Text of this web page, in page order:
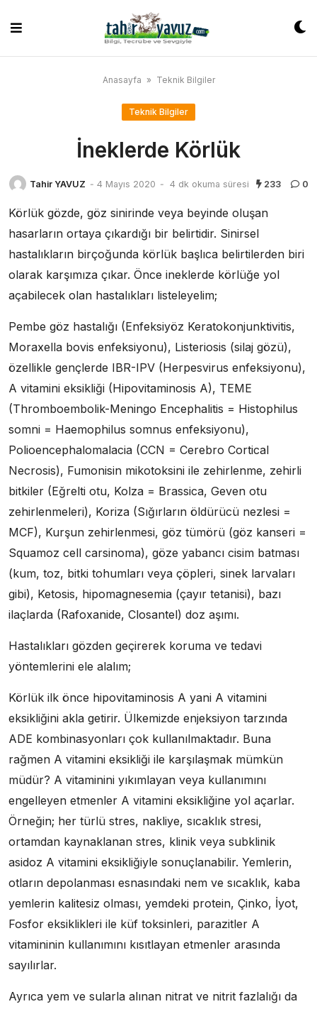
content
Anasayfa » Teknik Bilgiler
Teknik Bilgiler
İneklerde Körlük
Tahir YAVUZ - 4 Mayıs 2020 - 4 dk okuma süresi 233 0
Körlük gözde, göz sinirinde veya beyinde oluşan
hasarların ortaya çıkardığı bir belirtidir. Sinirsel
hastalıkların birçoğunda körlük başlıca belirtilerden biri
olarak karşımıza çıkar. Önce ineklerde körlüğe yol
açabilecek olan hastalıkları listeleyelim;
Pembe göz hastalığı (Enfeksiyöz Keratokonjunktivitis,
Moraxella bovis enfeksiyonu), Listeriosis (silaj gözü),
özellikle gençlerde IBR-IPV (Herpesvirus enfeksiyonu),
A vitamini eksikliği (Hipovitaminosis A), TEME
(Thromboembolik-Meningo Encephalitis = Histophilus
somni = Haemophilus somnus enfeksiyonu),
Polioencephalomalacia (CCN = Cerebro Cortical
Necrosis), Fumonisin mikotoksini ile zehirlenme, zehirli
bitkiler (Eğrelti otu, Kolza = Brassica, Geven otu
zehirlenmeleri), Koriza (Sığırların öldürücü nezlesi =
MCF), Kurşun zehirlenmesi, göz tümörü (göz kanseri =
Squamoz cell carsinoma), göze yabancı cisim batması
(kum, toz, bitki tohumları veya çöpleri, sinek larvaları
gibi), Ketosis, hipomagnesemia (çayır tetanisi), bazı
ilaçlarda (Rafoxanide, Closantel) doz aşımı.
Hastalıkları gözden geçirerek koruma ve tedavi
yöntemlerini ele alalım;
Körlük ilk önce hipovitaminosis A yani A vitamini
eksikliğini akla getirir. Ülkemizde enjeksiyon tarzında
ADE kombinasyonları çok kullanılmaktadır. Buna
rağmen A vitamini eksikliği ile karşılaşmak mümkün
müdür? A vitaminini yıkımlayan veya kullanımını
engelleyen etmenler A vitamini eksikliğine yol açarlar.
Örneğin; her türlü stres, nakliye, sıcaklık stresi,
ortamdan kaynaklanan stres, klinik veya subklinik
asidoz A vitamini eksikliğiyle sonuçlanabilir. Yemlerin,
otların depolanması esnasındaki nem ve sıcaklık, kaba
yemlerin kalitesiz olması, yemdeki protein, Çinko, İyot,
Fosfor eksiklikleri ile küf toksinleri, parazitler A
vitamininin kullanımını kısıtlayan etmenler arasında
sayılırlar.
Ayrıca yem ve sularla alınan nitrat ve nitrit fazlalığı da